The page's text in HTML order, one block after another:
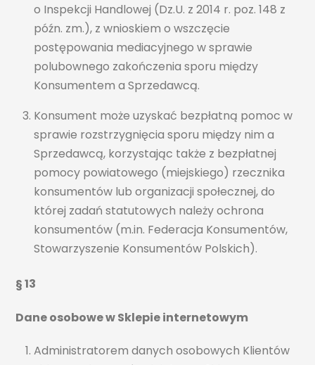
o Inspekcji Handlowej (Dz.U. z 2014 r. poz. 148 z
późn. zm.), z wnioskiem o wszczęcie
postępowania mediacyjnego w sprawie
polubownego zakończenia sporu między
Konsumentem a Sprzedawcą.
Konsument może uzyskać bezpłatną pomoc w
sprawie rozstrzygnięcia sporu między nim a
Sprzedawcą, korzystając także z bezpłatnej
pomocy powiatowego (miejskiego) rzecznika
konsumentów lub organizacji społecznej, do
której zadań statutowych należy ochrona
konsumentów (m.in. Federacja Konsumentów,
Stowarzyszenie Konsumentów Polskich).
§ 13
Dane osobowe w Sklepie internetowym
Administratorem danych osobowych Klientów